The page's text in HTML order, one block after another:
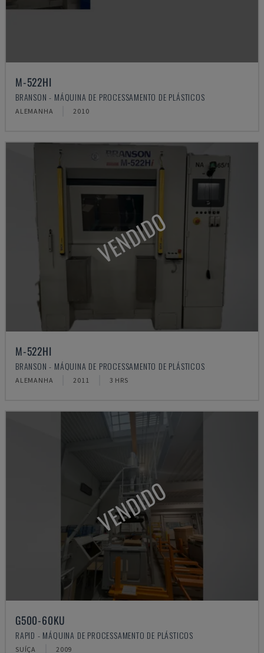
M-522HI
BRANSON - MÁQUINA DE PROCESSAMENTO DE PLÁSTICOS
ALEMANHA 2010
VENDIDO
M-522HI
BRANSON - MÁQUINA DE PROCESSAMENTO DE PLÁSTICOS
ALEMANHA 2011 3 HRS
VENDIDO
G500-60KU
RAPID - MÁQUINA DE PROCESSAMENTO DE PLÁSTICOS
SUÍÇA 2009